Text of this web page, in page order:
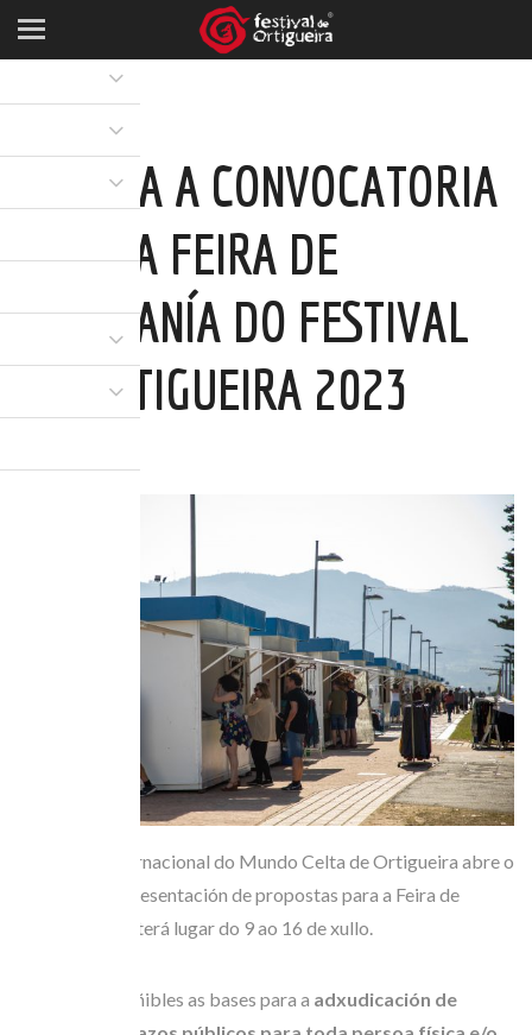
ABERTA A CONVOCATORIA
PARA A FEIRA DE
ARTESANÍA DO FESTIVAL
DE ORTIGUEIRA 2023
O Festival Internacional do Mundo Celta de Ortigueira abre o
prazo para a presentación de propostas para a Feira de
Artesanía, que terá lugar do 9 ao 16 de xullo.
Xa están dispoñibles as bases para a adxudicación de